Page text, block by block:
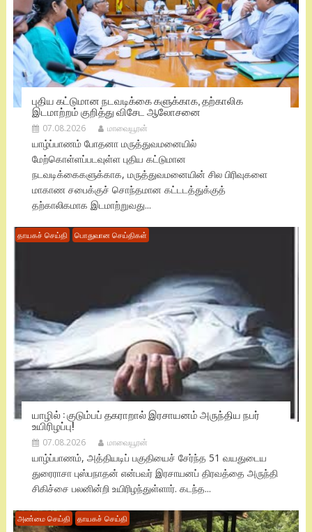
புதிய கட்டுமான நடவடிக்கை களுக்காக, தற்காலிக
இடமாற்றம் குறித்து விசேட ஆலோசனை
07.08.2026 மாவையூரன்
யாழ்ப்பாணம் போதனா மருத்துவமனையில்
மேற்கொள்ளப்படவுள்ள புதிய கட்டுமான
நடவடிக்கைகளுக்காக, மருத்துவமனையின் சில பிரிவுகளை
மாகாண சபைக்குச் சொந்தமான கட்டடத்துக்குத்
தற்காலிகமாக இடமாற்றுவது...
தாயகச் செய்தி பொதுவான செய்திகள்
யாழில் : குடும்பப் தகராறால் இரசாயனம் அருந்திய நபர்
உயிரிழப்பு!
07.08.2026 மாவையூரன்
யாழ்ப்பாணம், அத்தியடிப் பகுதியைச் சேர்ந்த 51 வயதுடைய
துரைராசா புஸ்பநாதன் என்பவர் இரசாயனப் திரவத்தை அருந்தி
சிகிச்சை பலனின்றி உயிரிழந்துள்ளார். கடந்த...
அண்மை செய்தி தாயகச் செய்தி